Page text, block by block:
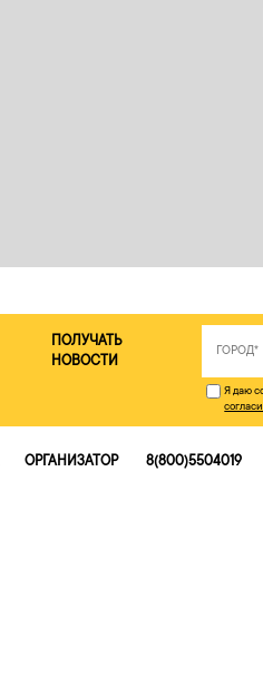
ПОЛУЧАТЬ
НОВОСТИ
Я даю
ОРГАНИЗАТОР 8(800)5504019